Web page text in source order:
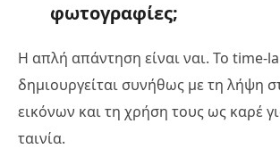
φωτογραφίες;
Η απλή απάντηση είναι ναι. Το time-
δημιουργείται συνήθως με τη λήψη
εικόνων και τη χρήση τους ως καρέ
ταινία.